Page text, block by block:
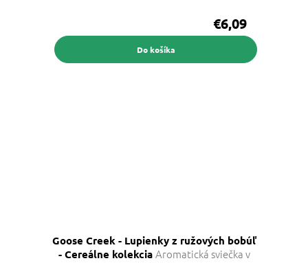
€6,09
Do košíka
Goose Creek - Lupienky z ružových bobúľ
- Cereálne kolekcia Aromatická sviečka v